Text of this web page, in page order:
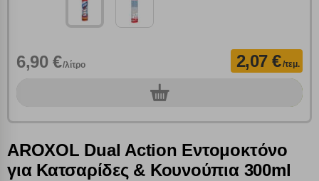
6,90 €/λίτρο 2,07 €/τεμ.
0τεμ.
AROXOL Dual Action Εντομοκτόνο
για Κατσαρίδες & Κουνούπια 300ml